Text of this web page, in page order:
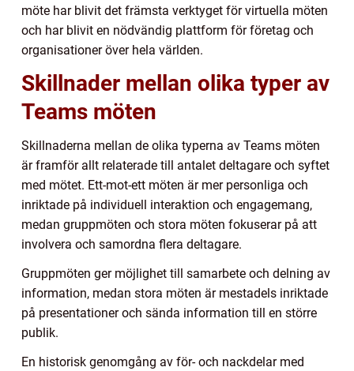
möte har blivit det främsta verktyget för virtuella möten
och har blivit en nödvändig plattform för företag och
organisationer över hela världen.
Skillnader mellan olika typer av
Teams möten
Skillnaderna mellan de olika typerna av Teams möten
är framför allt relaterade till antalet deltagare och syftet
med mötet. Ett-mot-ett möten är mer personliga och
inriktade på individuell interaktion och engagemang,
medan gruppmöten och stora möten fokuserar på att
involvera och samordna flera deltagare.
Gruppmöten ger möjlighet till samarbete och delning av
information, medan stora möten är mestadels inriktade
på presentationer och sända information till en större
publik.
En historisk genomgång av för- och nackdelar med